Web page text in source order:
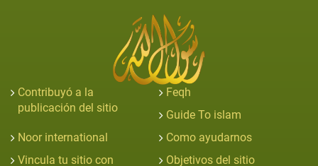
Contribuyó a la
publicación del sitio
Feqh
Guide To islam
Noor international
Como ayudarnos
Vincula tu sitio con
Objetivos del sitio